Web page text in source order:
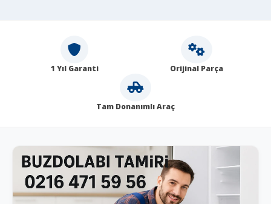
1 Yıl Garanti Orijinal Parça
Tam Donanımlı Araç